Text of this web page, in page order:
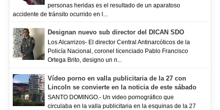
personas heridas es el resultado de un aparatoso
accidente de tránsito ocurrido en l...
Designan nuevo sub director del DICAN SDO
Los Alcarrizos- El director Central Antinarcóticos de la
Policía Nacional, coronel licenciado Pablo Francisco
Ortega Brito, designo un n...
Vídeo porno en valla publicitaria de la 27 con
Lincoln se convierte en la noticia de este sábado
SANTO DOMINGO.- Un video pornográfico que
circulaba en la valla publicitaria en la esquinas de la 27